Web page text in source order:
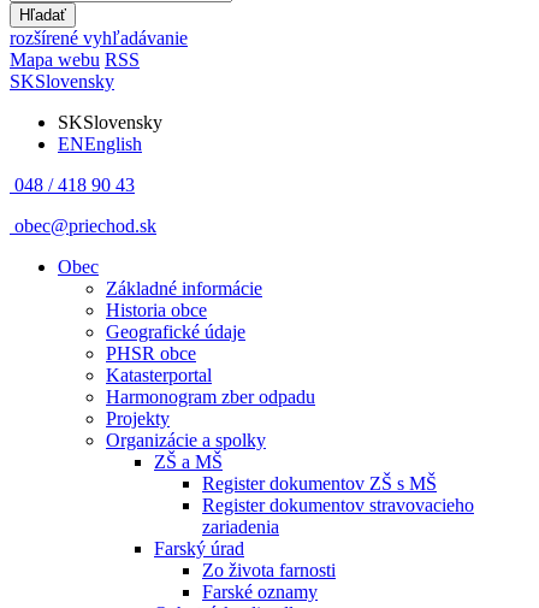
Hľadať
rozšírené vyhľadávanie
Mapa webu RSS
SKSlovensky
SKSlovensky
ENEnglish
048 / 418 90 43
obec@priechod.sk
Obec
Základné informácie
Historia obce
Geografické údaje
PHSR obce
Katasterportal
Harmonogram zber odpadu
Projekty
Organizácie a spolky
ZŠ a MŠ
Register dokumentov ZŠ s MŠ
Register dokumentov stravovacieho
zariadenia
Farský úrad
Zo života farnosti
Farské oznamy